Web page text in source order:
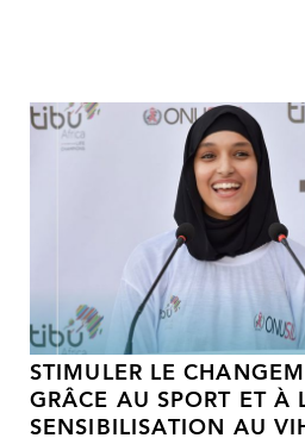
STIMULER LE
GRÂCE AU SPORT ET À
SENSIBILISATION AU